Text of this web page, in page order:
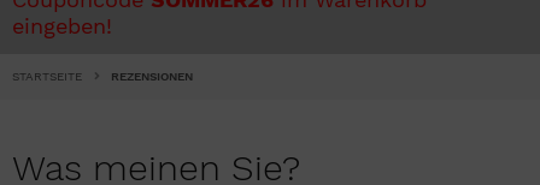
eingeben!
STARTSEITE REZENSIONEN
Was meinen Sie?